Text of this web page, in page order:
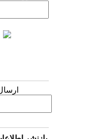
ارسال